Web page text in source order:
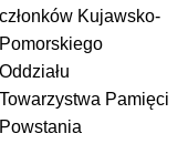
członków Kujawsko-
Pomorskiego
Oddziału
Towarzystwa Pamięci
Powstania